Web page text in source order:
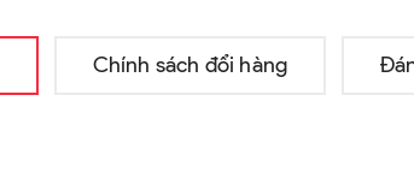
Chính sách đổi hàng